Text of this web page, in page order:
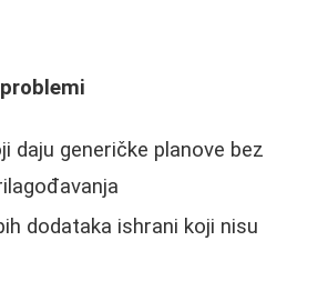
daju generičke planove bez
dodataka ishrani koji nisu